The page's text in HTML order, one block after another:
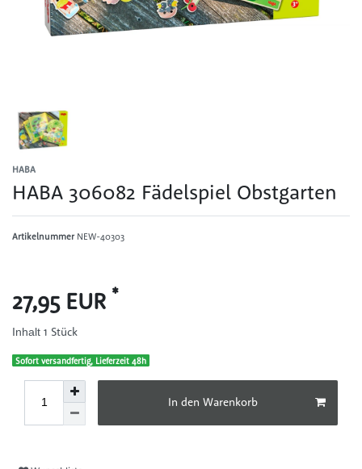
HABA
HABA 306082 Fädelspiel Obstgarten
Artikelnummer NEW-40303
27,95 EUR *
Inhalt 1 Stück
Sofort versandfertig, Lieferzeit 48h
In den Warenkorb